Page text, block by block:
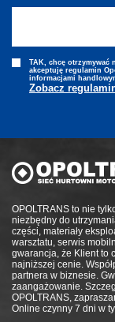
OPOLTRANS to nie
niezbędny do
części, materiały
warsztatu, serwis
gwarancja, że Klient to
najniższej cenie.
partnera w biznesie.
zaangażowanie.
OPOLTRANS,
Online czynny 7 dni w
TAK, chcę otrzymywać
akceptuję regulamin
informacjami
Zobacz